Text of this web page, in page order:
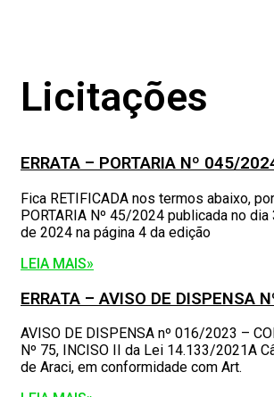
Licitações
ERRATA – PORTARIA Nº 045/
Fica RETIFICADA nos termos abaixo,
PORTARIA Nº 45/2024 publicada no
de 2024 na página 4 da edição
LEIA MAIS»
ERRATA – AVISO DE DISPENSA
AVISO DE DISPENSA nº 016/2023 –
Nº 75, INCISO II da Lei 14.133/2021A
de Araci, em conformidade com Art.